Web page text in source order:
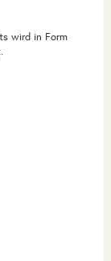
wird in Form